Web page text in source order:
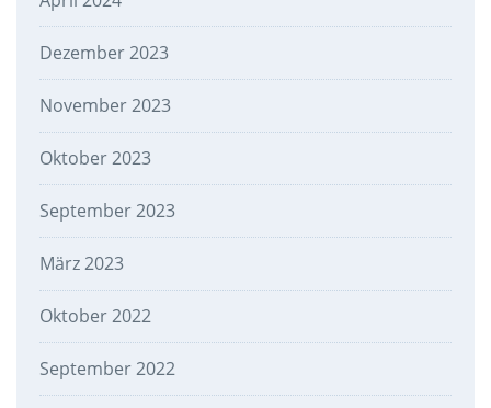
Dezember 2023
November 2023
Oktober 2023
September 2023
März 2023
Oktober 2022
September 2022